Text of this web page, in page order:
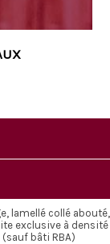
lamellé collé abouté,
exclusive à densité
bâti RBA)